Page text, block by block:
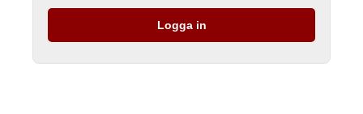
Logga in